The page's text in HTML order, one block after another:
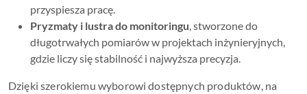
przyspiesza pracę.
Pryzmaty i lustra do monitoringu, stworzone do
długotrwałych pomiarów w projektach inżynieryjnych,
gdzie liczy się stabilność i najwyższa precyzja.
Dzięki szerokiemu wyborowi dostępnych produktów, na